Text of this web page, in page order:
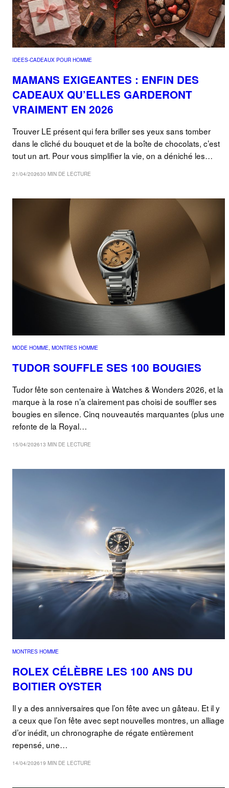
IDEES-CADEAUX POUR HOMME
MAMANS EXIGEANTES : ENFIN DES
CADEAUX QU’ELLES GARDERONT
VRAIMENT EN 2026
Trouver LE présent qui fera briller ses yeux sans tomber
dans le cliché du bouquet et de la boîte de chocolats, c’est
tout un art. Pour vous simplifier la vie, on a déniché les…
21/04/202630 MIN DE LECTURE
MODE HOMME, MONTRES HOMME
TUDOR SOUFFLE SES 100 BOUGIES
Tudor fête son centenaire à Watches & Wonders 2026, et la
marque à la rose n’a clairement pas choisi de souffler ses
bougies en silence. Cinq nouveautés marquantes (plus une
refonte de la Royal…
15/04/202613 MIN DE LECTURE
MONTRES HOMME
ROLEX CÉLÈBRE LES 100 ANS DU
BOITIER OYSTER
Il y a des anniversaires que l’on fête avec un gâteau. Et il y
a ceux que l’on fête avec sept nouvelles montres, un alliage
d’or inédit, un chronographe de régate entièrement
repensé, une…
14/04/202619 MIN DE LECTURE